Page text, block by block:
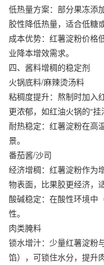
低热量方案：部分果冻添
胶性降低热量，适合低糖
成本优势：红薯淀粉价格
业降本增效需求。
四、酱料增稠的稳定剂
火锅底料/麻辣烫汤料
粘稠度提升：熬制时加入
更浓郁，如红油火锅的“挂
耐热稳定：红薯淀粉在高
景。
番茄酱/沙司
经济增稠：红薯淀粉作为
物表面，比果胶更经济，
酸碱稳定：在酸性环境中
性。
肉类腌料
锁水增汁：少量红薯淀粉
馅），可锁住水分，提升